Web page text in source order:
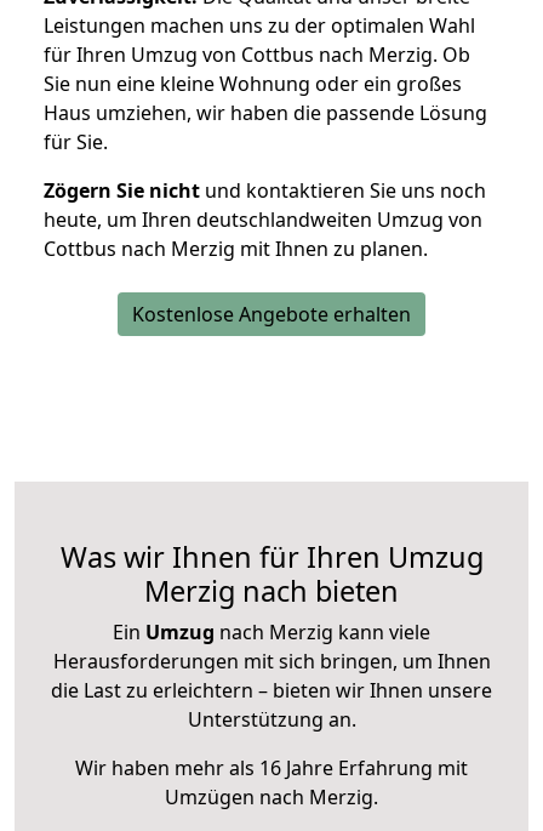
Leistungen machen uns zu der optimalen Wahl
für Ihren Umzug von Cottbus nach Merzig. Ob
Sie nun eine kleine Wohnung oder ein großes
Haus umziehen, wir haben die passende Lösung
für Sie.
Zögern Sie nicht und kontaktieren Sie uns noch
heute, um Ihren deutschlandweiten Umzug von
Cottbus nach Merzig mit Ihnen zu planen.
Kostenlose Angebote erhalten
Was wir Ihnen für Ihren Umzug
Merzig nach bieten
Ein Umzug nach Merzig kann viele
Herausforderungen mit sich bringen, um Ihnen
die Last zu erleichtern – bieten wir Ihnen unsere
Unterstützung an.
Wir haben mehr als 16 Jahre Erfahrung mit
Umzügen nach Merzig.